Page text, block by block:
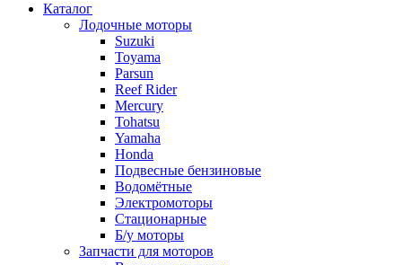
Каталог
Лодочные моторы
Suzuki
Toyama
Parsun
Reef Rider
Mercury
Tohatsu
Yamaha
Honda
Подвесные бензиновые
Водомётные
Электромоторы
Стационарные
Б/у моторы
Запчасти для моторов